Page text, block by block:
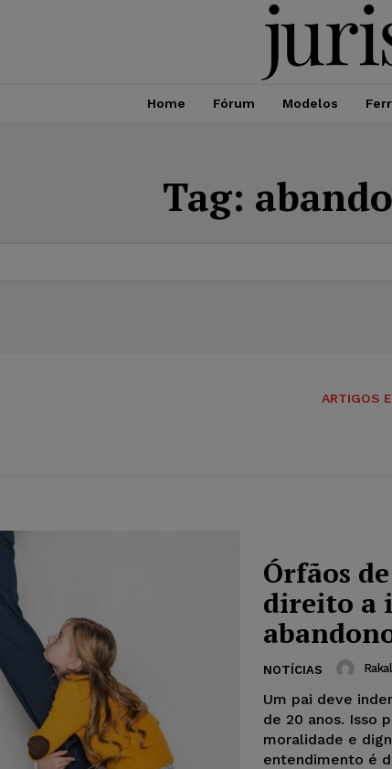
Home Fórum Modelos
Tag:
ARTIGOS
Órfãos
direito a
NOTÍCIAS
Um pai deve
de 20 anos. Isso
moralidade e
entendimento é